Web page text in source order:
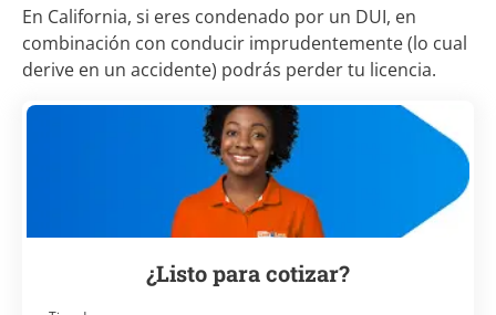
En California, si eres condenado por un DUI, en
combinación con conducir imprudentemente (lo cual
derive en un accidente) podrás perder tu licencia.
¿Listo para cotizar?